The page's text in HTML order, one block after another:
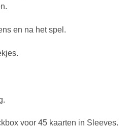
en na het spel.
voor 45 kaarten in Sleeves.